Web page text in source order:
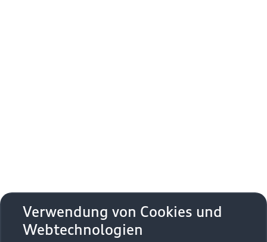
Zurück nach oben
Modelle
Verwendung von Cookies und
Webtechnologien